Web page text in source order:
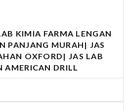
KIMIA FARMA LENGAN
PANJANG MURAH| JAS
OXFORD| JAS LAB
AMERICAN DRILL